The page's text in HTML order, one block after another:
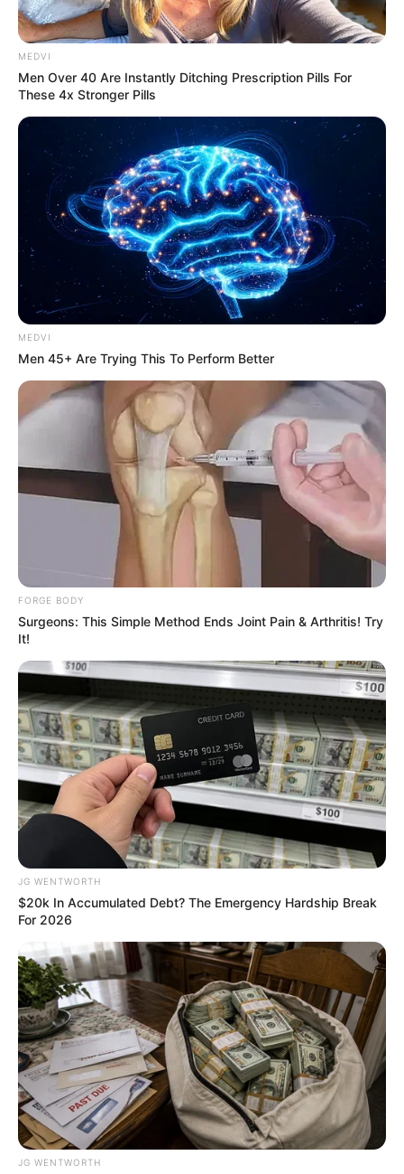
The Monster Snake That Makes Anacondas Look
BRAINBERRIES
Why everything you thought you knew about water
might be wrong
Why this ordinary drink is the secret to feeling
your best every day
CTA FAVORITE
How They Made Little Simba Look So Lifelike in
'The Lion King'
BRAINBERRIES
MEDVI
Men Over 40 Are Instantly Ditching Prescription Pills For
These 4x Stronger Pills
MEDVI
Men 45+ Are Trying This To Perform Better
FORGE BODY
Surgeons: This Simple Method Ends Joint Pain & Arthritis! Try
It!
JG WENTWORTH
$20k In Accumulated Debt? The Emergency Hardship Break
For 2026
JG WENTWORTH